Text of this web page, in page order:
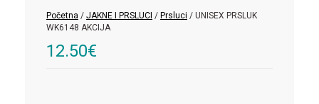
Početna / JAKNE I PRSLUCI / Prsluci / UNISEX PRSLUK
WK6148 AKCIJA
12.50€